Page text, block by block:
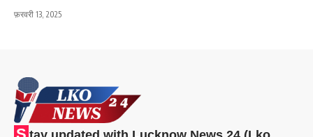
फ़रवरी 13, 2025